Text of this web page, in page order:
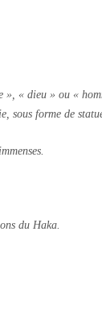
« dieu » ou «
sous forme de
du Haka